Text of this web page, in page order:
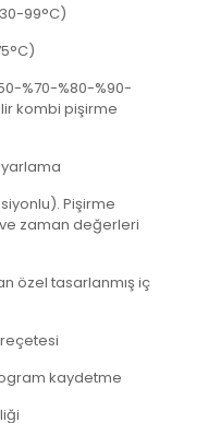
99°C)
%70-%80-%90-
kombi pişirme
Pişirme
ve zaman değerleri
özel tasarlanmış iç
reçetesi
kaydetme